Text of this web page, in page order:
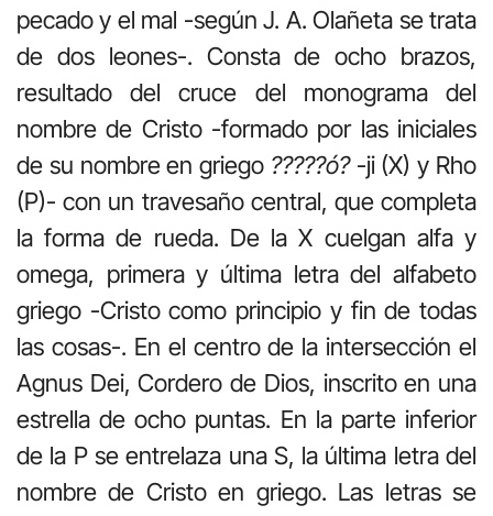
pecado y el mal -según J. A. Olañeta se trata
de dos leones-. Consta de ocho brazos,
resultado del cruce del monograma del
nombre de Cristo -formado por las iniciales
de su nombre en griego ?????ó? -ji (X) y Rho
(P)- con un travesaño central, que completa
la forma de rueda. De la X cuelgan alfa y
omega, primera y última letra del alfabeto
griego -Cristo como principio y fin de todas
las cosas-. En el centro de la intersección el
Agnus Dei, Cordero de Dios, inscrito en una
estrella de ocho puntas. En la parte inferior
de la P se entrelaza una S, la última letra del
nombre de Cristo en griego. Las letras se